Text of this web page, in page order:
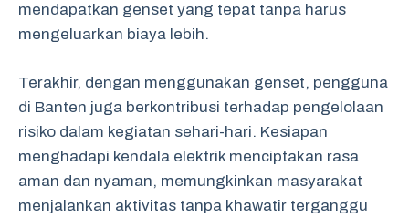
mendapatkan genset yang tepat tanpa harus
mengeluarkan biaya lebih.
Terakhir, dengan menggunakan genset, pengguna
di Banten juga berkontribusi terhadap pengelolaan
risiko dalam kegiatan sehari-hari. Kesiapan
menghadapi kendala elektrik menciptakan rasa
aman dan nyaman, memungkinkan masyarakat
menjalankan aktivitas tanpa khawatir terganggu